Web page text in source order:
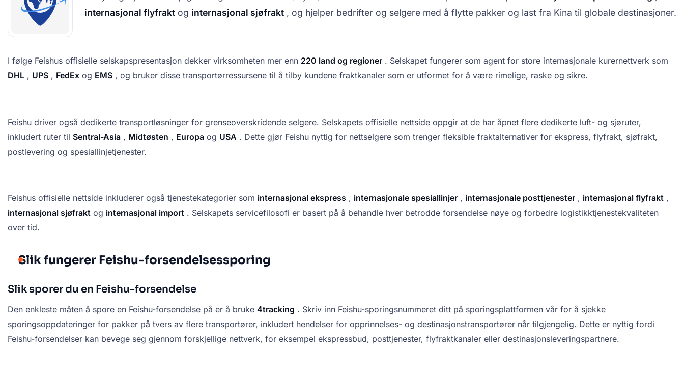
internasjonal flyfrakt og internasjonal sjøfrakt , og hjelper bedrifter og selgere med å flytte pakker og last fra Kina til globale destinasjoner.
I følge Feishus offisielle selskapspresentasjon dekker virksomheten mer enn 220 land og regioner . Selskapet fungerer som agent for store internasjonale kurernettverk som
DHL , UPS , FedEx og EMS , og bruker disse transportørressursene til å tilby kundene fraktkanaler som er utformet for å være rimelige, raske og sikre.
Feishu driver også dedikerte transportløsninger for grenseoverskridende selgere. Selskapets offisielle nettside oppgir at de har åpnet flere dedikerte luft- og sjøruter,
inkludert ruter til Sentral-Asia , Midtøsten , Europa og USA . Dette gjør Feishu nyttig for nettselgere som trenger fleksible fraktalternativer for ekspress, flyfrakt, sjøfrakt,
postlevering og spesiallinjetjenester.
Feishus offisielle nettside inkluderer også tjenestekategorier som internasjonal ekspress , internasjonale spesiallinjer , internasjonale posttjenester , internasjonal flyfrakt ,
internasjonal sjøfrakt og internasjonal import . Selskapets servicefilosofi er basert på å behandle hver betrodde forsendelse nøye og forbedre logistikktjenestekvaliteten
over tid.
Slik fungerer Feishu-forsendelsessporing
Slik sporer du en Feishu-forsendelse
Den enkleste måten å spore en Feishu-forsendelse på er å bruke 4tracking . Skriv inn Feishu-sporingsnummeret ditt på sporingsplattformen vår for å sjekke
sporingsoppdateringer for pakker på tvers av flere transportører, inkludert hendelser for opprinnelses- og destinasjonstransportører når tilgjengelig. Dette er nyttig fordi
Feishu-forsendelser kan bevege seg gjennom forskjellige nettverk, for eksempel ekspressbud, posttjenester, flyfraktkanaler eller destinasjonsleveringspartnere.